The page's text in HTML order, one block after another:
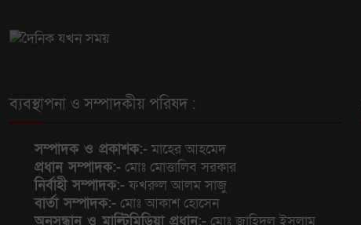
ব্যবস্থাপনা ও সম্পাদকীয় পরিষদ :
সম্পাদক ও প্রকাশক:-মাহের আহমেদ
প্রধান সম্পাদক:- মোঃ মোত্তালিব সরকার
নির্বাহী সম্পাদক:-ফখরুল আলম সাজু
বার্তা সম্পাদক:- মোঃ আকাশ হোসেন